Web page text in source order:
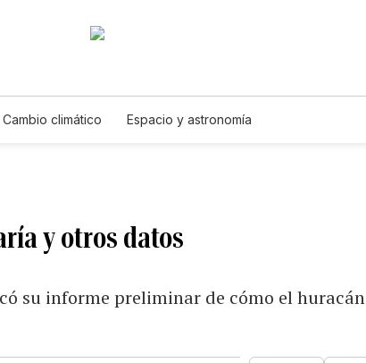
Cambio climático Espacio y astronomía
y otros datos
su informe preliminar de cómo el huracán